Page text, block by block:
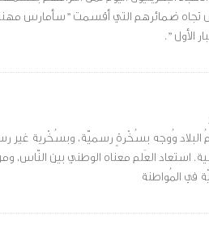
تجاه ضمائرهم التي أقسمت "سأمارس
الأول ".
البلاد وُوجه بسُخْرةٍ رسميّة، وبسُخْرية غير
استعاد العَلم معناه الوطني بين النّاس،
في المُواطنة